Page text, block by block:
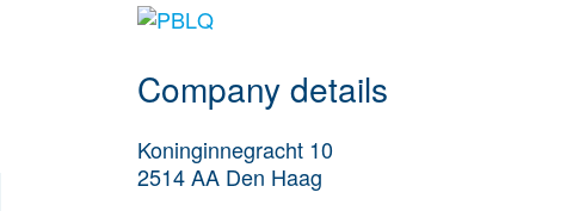
More Employer
Company details
Koninginnegracht 10
2514 AA Den Haag